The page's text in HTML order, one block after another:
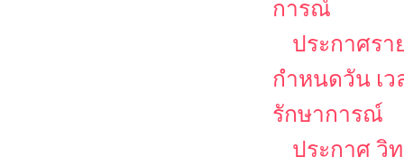
การณ์
ประกาศรา
กำหนดวัน เว
รักษาการณ์
ประกาศ วิ